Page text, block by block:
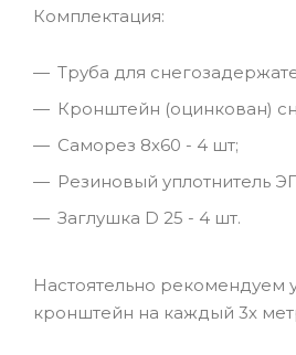
Комплектация:
Труба для
Кронштейн (оцинкован)
Саморез 8х60 - 4 шт;
Резиновый уплотнитель
Заглушка D 25 - 4 шт.
Настоятельно рекомендуем
кронштейн на каждый 3х